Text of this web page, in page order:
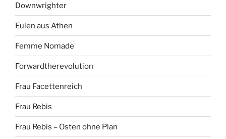
Downwrighter
Eulen aus Athen
Femme Nomade
Forwardtherevolution
Frau Facettenreich
Frau Rebis
Frau Rebis – Osten ohne Plan